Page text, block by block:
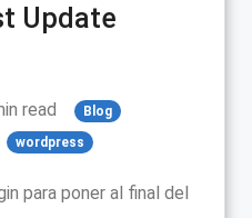
Update
read Blog
wordpress
para poner al final del